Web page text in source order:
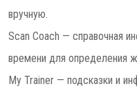
вручную.
Scan Coach — справочная
времени для определения
My Trainer — подсказки и